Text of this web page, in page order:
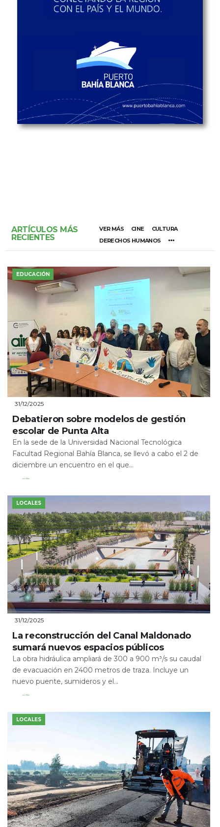
ARTÍCULOS MÁS
RECIENTES
VER MÁS CINE
CULTURA
DERECHOS HUMANOS
EDUCACIÓN
31/12/2025
Debatieron sobre modelos de gestión
escolar de Punta Alta
En la sede de la Universidad Nacional Tecnológica
Facultad Regional Bahía Blanca, se llevó a cabo el 2 de
diciembre un encuentro en el que...
Leer Más
LOCALES
31/12/2025
La reconstrucción del Canal Maldonado
sumará nuevos espacios públicos
La obra hidráulica ampliará de 300 a 900 m³/s su caudal
de evacuación en 2400 metros de traza. Incluye un
nuevo puente, sumideros y el...
Leer Más
LOCALES